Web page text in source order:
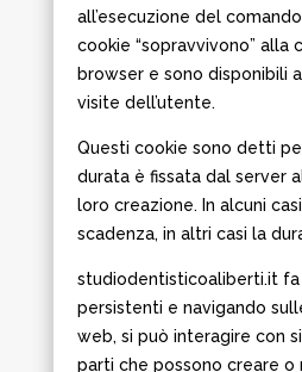
all’esecuzione del
cookie “sopravvivono” alla
browser e sono disponibili
visite dell’utente.
Questi cookie sono detti
durata è fissata dal server
loro creazione. In alcuni
scadenza, in altri casi la
studiodentisticoaliberti.it fa
persistenti e navigando
web, si può interagire con
parti che possono creare o